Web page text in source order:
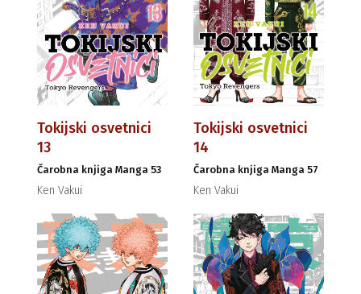
Tokijski osvetnici
13
Čarobna knjiga Manga 53
Ken Vakui
Tokijski osvetnici
14
Čarobna knjiga Manga 57
Ken Vakui